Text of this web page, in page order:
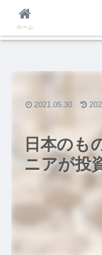
いつからで
日本のも
ニアが投
2021.05.30
ホーム